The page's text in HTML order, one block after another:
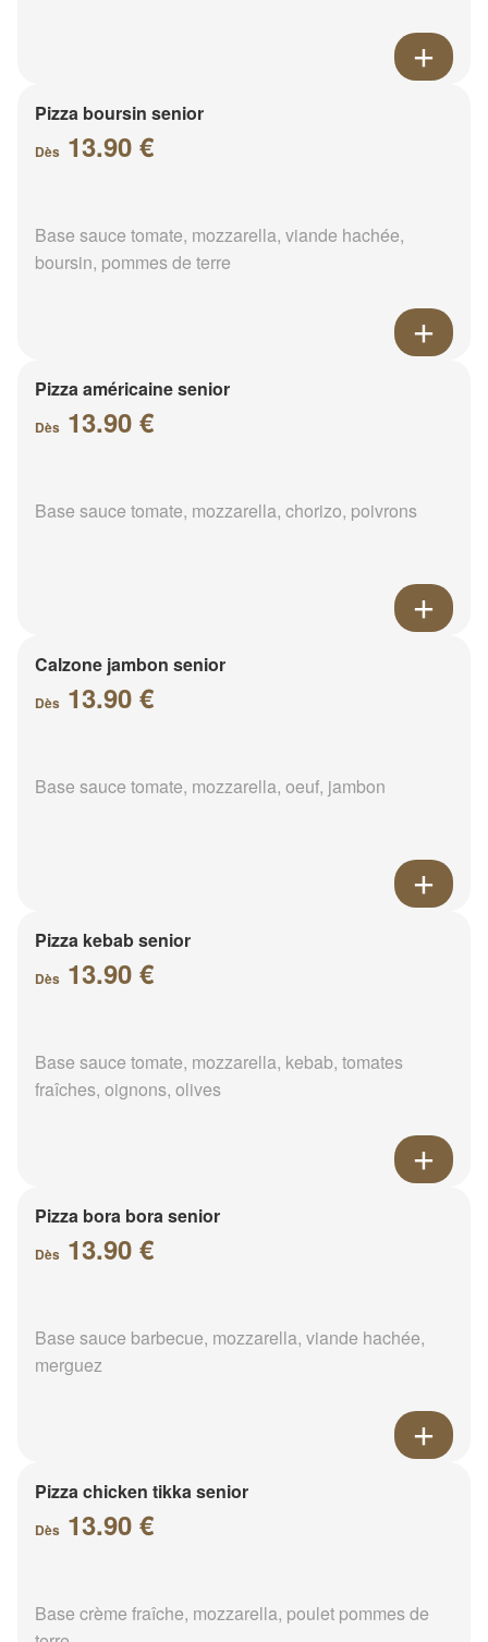
Pizza boursin senior
Dès 13.90 €
Base sauce tomate, mozzarella, viande hachée,
boursin, pommes de terre
Pizza américaine senior
Dès 13.90 €
Base sauce tomate, mozzarella, chorizo, poivrons
Calzone jambon senior
Dès 13.90 €
Base sauce tomate, mozzarella, oeuf, jambon
Pizza kebab senior
Dès 13.90 €
Base sauce tomate, mozzarella, kebab, tomates
fraîches, oignons, olives
Pizza bora bora senior
Dès 13.90 €
Base sauce barbecue, mozzarella, viande hachée,
merguez
Pizza chicken tikka senior
Dès 13.90 €
Base crème fraîche, mozzarella, poulet pommes de